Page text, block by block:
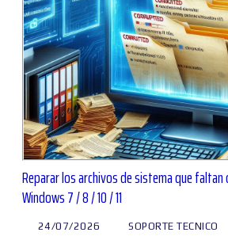
Reparar los archivos de sistema que
Windows 7 / 8 / 10 / 11
24/07/2026 SOPORTE TECNICO